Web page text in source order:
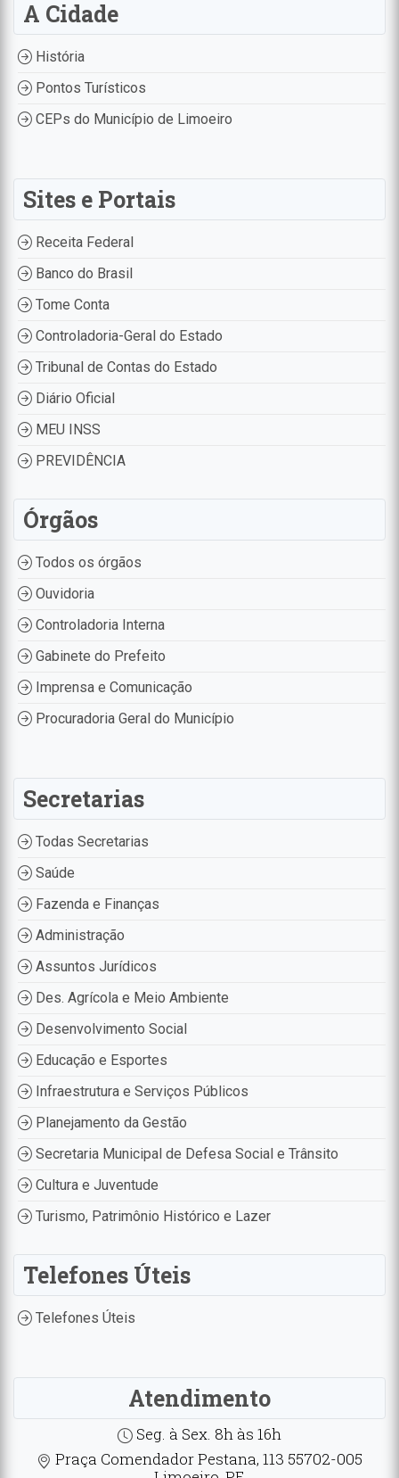
A Cidade
História
Pontos Turísticos
CEPs do Município de Limoeiro
Sites e Portais
Receita Federal
Banco do Brasil
Tome Conta
Controladoria-Geral do Estado
Tribunal de Contas do Estado
Diário Oficial
MEU INSS
PREVIDÊNCIA
Órgãos
Todos os órgãos
Ouvidoria
Controladoria Interna
Gabinete do Prefeito
Imprensa e Comunicação
Procuradoria Geral do Município
Secretarias
Todas Secretarias
Saúde
Fazenda e Finanças
Administração
Assuntos Jurídicos
Des. Agrícola e Meio Ambiente
Desenvolvimento Social
Educação e Esportes
Infraestrutura e Serviços Públicos
Planejamento da Gestão
Secretaria Municipal de Defesa Social e Trânsito
Cultura e Juventude
Turismo, Patrimônio Histórico e Lazer
Telefones Úteis
Telefones Úteis
Atendimento
Seg. à Sex. 8h às 16h
Praça Comendador Pestana, 113 55702-005